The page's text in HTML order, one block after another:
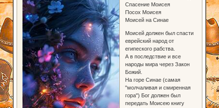
Спасение Моисея
Посох Моисея
Моисей на Синае
Моисей должен был спасти
еврейский народ от
египеского рабства.
А в последствие и все
народы мира через Закон
Божий.
На горе Синае (самая
"молчаливая и смиренная
гора") Бог должен был
передать Моисею книгу